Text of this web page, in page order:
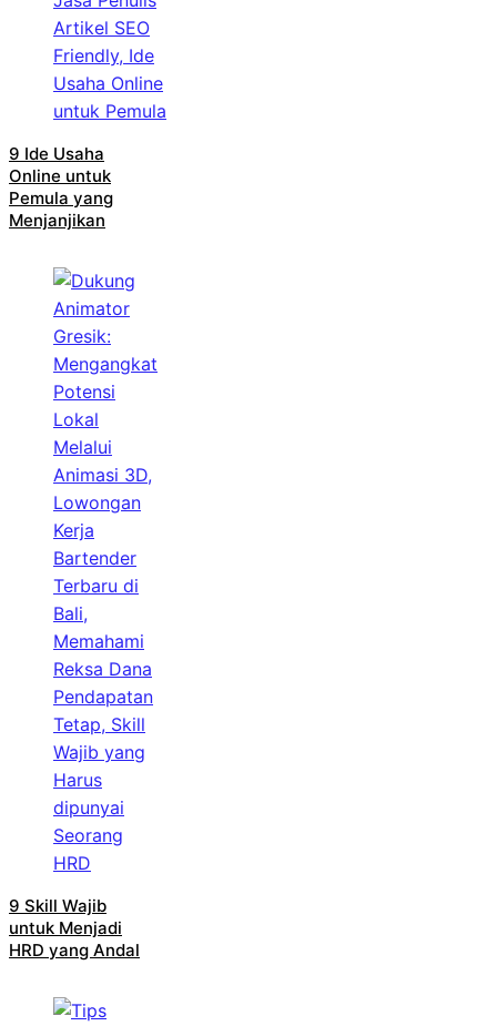
9 Ide Usaha
Online untuk
Pemula yang
Menjanjikan
9 Skill Wajib
untuk Menjadi
HRD yang Andal